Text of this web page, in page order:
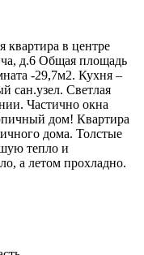
квартира в центре
д.6 Общая площадь
-29,7м2. Кухня –
сан.узел. Светлая
Частично окна
дом! Квартира
дома. Толстые
тепло и
а летом прохладно.